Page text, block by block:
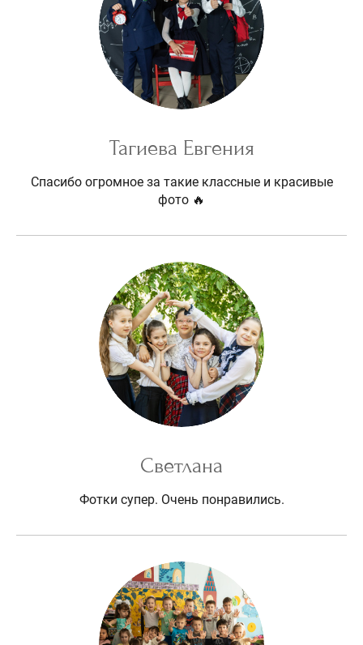
Тагиева Евгения
Спасибо огромное за такие классные и красивые
фото 🔥
Светлана
Фотки супер. Очень понравились.